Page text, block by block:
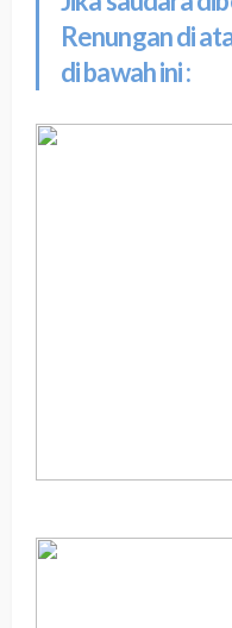
Renungan di
di bawah ini :